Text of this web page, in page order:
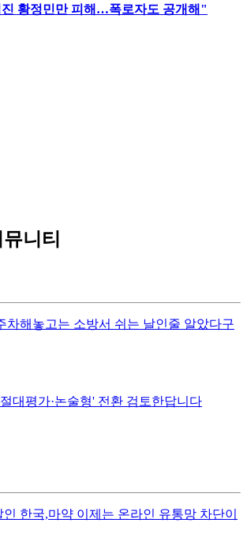
황정민만 피해…폭로자도 공개해"
니티
차해놓고는 소방서 쉬는 날인줄 알았다구
대평가·논술형' 전환 검토한답니다
한국,마약 이제는 온라인 유통망 차단이